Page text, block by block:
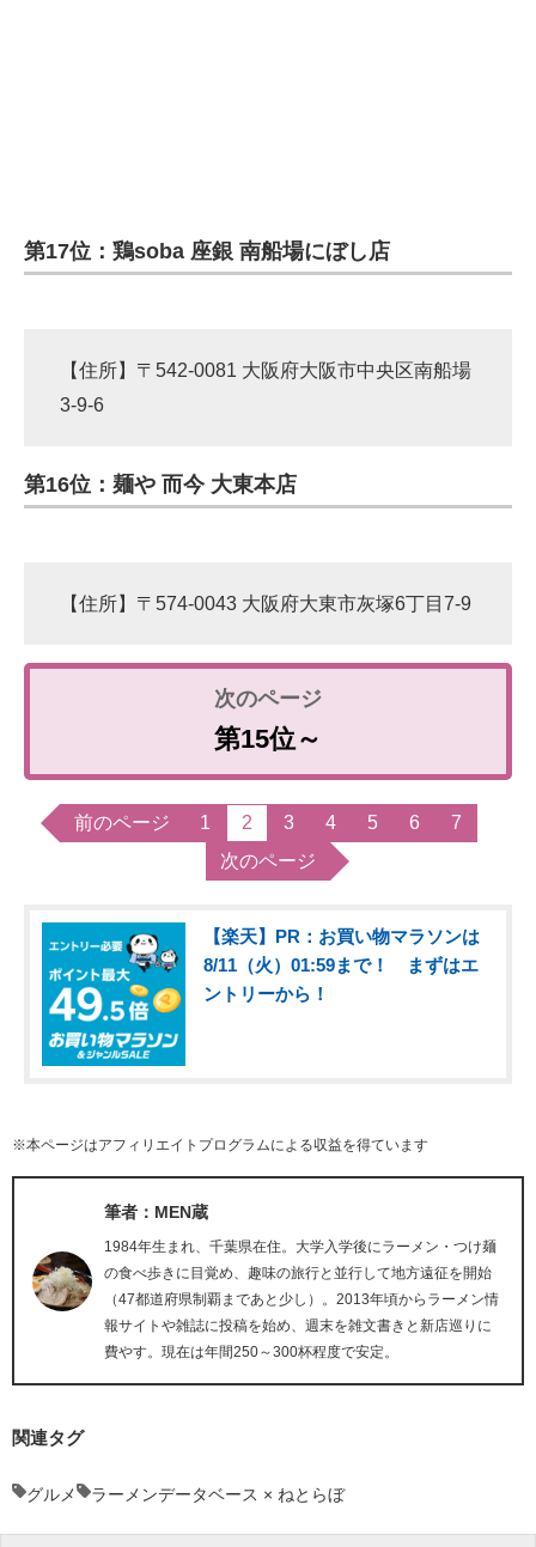
第17位：鶏soba 座銀 南船場にぼし店
【住所】〒542-0081 大阪府大阪市中央区南船場
3-9-6
第16位：麺や 而今 大東本店
【住所】〒574-0043 大阪府大東市灰塚6丁目7-9
第15位～
前のページ 1 2 3 4 5 6
7
次のページ
【楽天】PR：お買い物マラソンは
8/11（火）01:59まで！ まずはエ
ントリーから！
※本ページはアフィリエイトプログラムによる収益を得ています
筆者：MEN蔵
1984年生まれ、千葉県在住。大学入学後にラーメン・つけ麺
の食べ歩きに目覚め、趣味の旅行と並行して地方遠征を開始
（47都道府県制覇まであと少し）。2013年頃からラーメン情
報サイトや雑誌に投稿を始め、週末を雑文書きと新店巡りに
費やす。現在は年間250～300杯程度で安定。
関連タグ
グルメ ラーメンデータベース × ねとらぼ